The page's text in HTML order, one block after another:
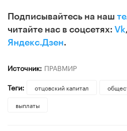
Подписывайтесь на наш
читайте нас в соцсетях: Vk,
Яндекс.Дзен.
Источник: ПРАВМИР
Теги:
отцовский капитал
выплаты